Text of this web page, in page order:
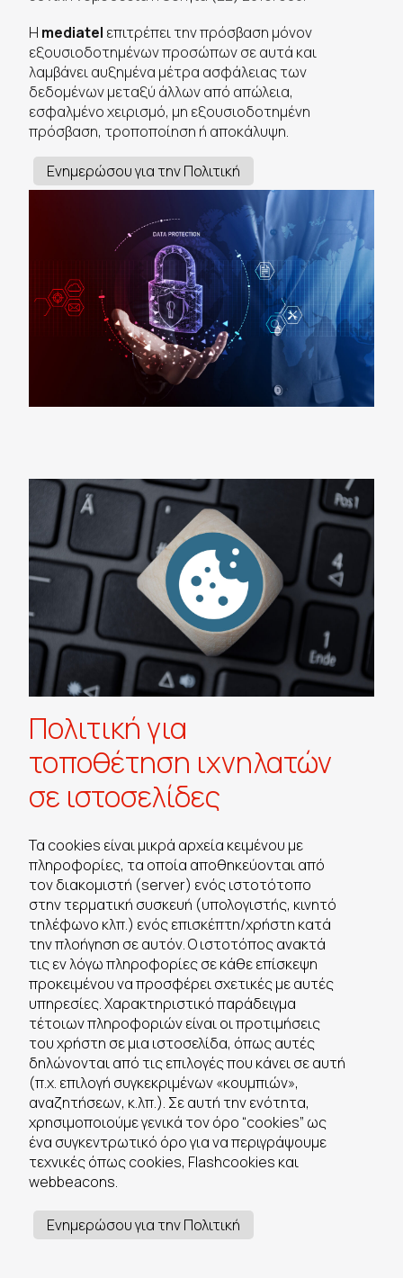
Η mediatel επιτρέπει την πρόσβαση μόνον
εξουσιοδοτημένων προσώπων σε αυτά και
λαμβάνει αυξημένα μέτρα ασφάλειας των
δεδομένων μεταξύ άλλων από απώλεια,
εσφαλμένο χειρισμό, μη εξουσιοδοτημένη
πρόσβαση, τροποποίηση ή αποκάλυψη.
Ενημερώσου για την Πολιτική
Πολιτική για
τοποθέτηση ιχνηλατών
σε ιστοσελίδες
Τα cookies είναι μικρά αρχεία κειμένου με
πληροφορίες, τα οποία αποθηκεύονται από
τον διακομιστή (server) ενός ιστοτότοπο
στην τερματική συσκευή (υπολογιστής, κινητό
τηλέφωνο κλπ.) ενός επισκέπτη/χρήστη κατά
την πλοήγηση σε αυτόν. Ο ιστοτόπος ανακτά
τις εν λόγω πληροφορίες σε κάθε επίσκεψη
προκειμένου να προσφέρει σχετικές με αυτές
υπηρεσίες. Χαρακτηριστικό παράδειγμα
τέτοιων πληροφοριών είναι οι προτιμήσεις
του χρήστη σε μια ιστοσελίδα, όπως αυτές
δηλώνονται από τις επιλογές που κάνει σε αυτή
(π.χ. επιλογή συγκεκριμένων «κουμπιών»,
αναζητήσεων, κ.λπ.). Σε αυτή την ενότητα,
χρησιμοποιούμε γενικά τον όρο “cookies” ως
ένα συγκεντρωτικό όρο για να περιγράψουμε
τεχνικές όπως cookies, Flashcookies και
webbeacons.
Ενημερώσου για την Πολιτική